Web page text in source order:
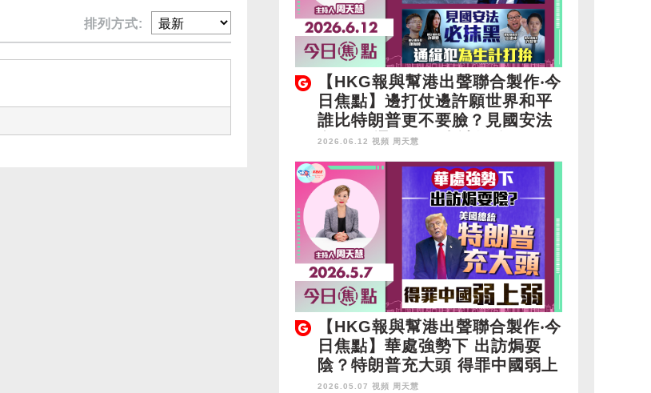
排列方式:
【HKG報與幫港出聲聯合製作‧今
日焦點】邊打仗邊許願世界和平
誰比特朗普更不要臉？見國安法
必抹黑 通緝犯為生計打拚
2026.06.12 視頻 周天慧
【HKG報與幫港出聲聯合製作‧今
日焦點】華處強勢下 出訪焗耍
陰？特朗普充大頭 得罪中國弱上
弱
2026.05.07 視頻 周天慧